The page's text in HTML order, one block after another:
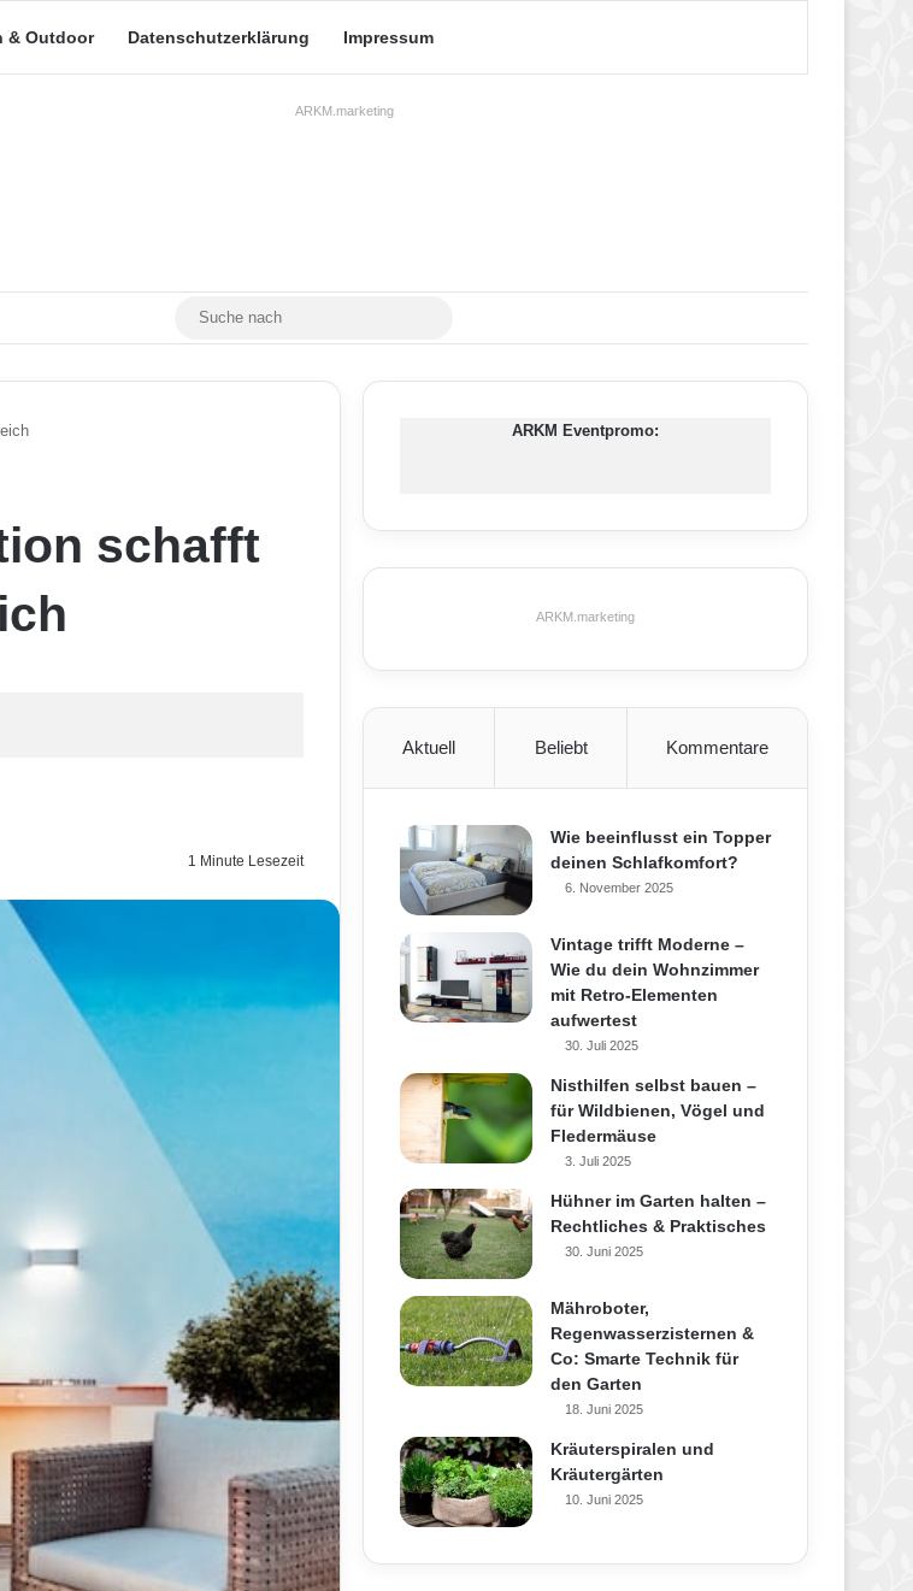
& Outdoor Datenschutzerklärung Impressum
ARKM.marketing
MastodonSkin umschalten
schafft
1 Minute Lesezeit
ARKM Eventpromo:
ARKM.marketing
Aktuell Beliebt Kommentare
Wie beeinflusst ein Topper
deinen Schlafkomfort?
6. November 2025
Vintage trifft Moderne –
Wie du dein Wohnzimmer
mit Retro-Elementen
aufwertest
30. Juli 2025
Nisthilfen selbst bauen –
für Wildbienen, Vögel und
Fledermäuse
3. Juli 2025
Hühner im Garten halten –
Rechtliches & Praktisches
30. Juni 2025
Mähroboter,
Regenwasserzisternen &
Co: Smarte Technik für
den Garten
18. Juni 2025
Kräuterspiralen und
Kräutergärten
10. Juni 2025